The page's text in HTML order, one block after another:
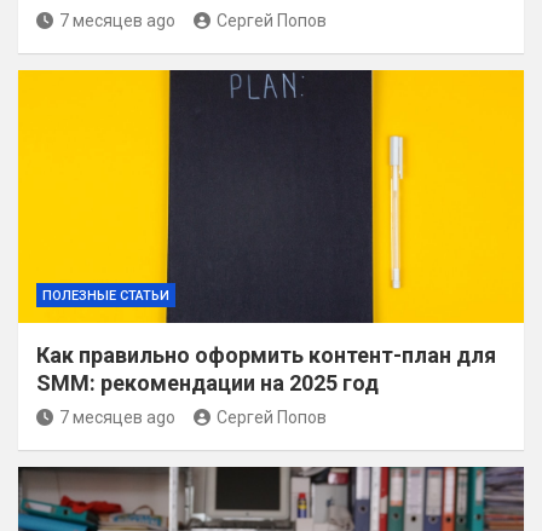
7 месяцев ago Сергей Попов
ПОЛЕЗНЫЕ СТАТЬИ
Как правильно оформить контент-план для
SMM: рекомендации на 2025 год
7 месяцев ago Сергей Попов